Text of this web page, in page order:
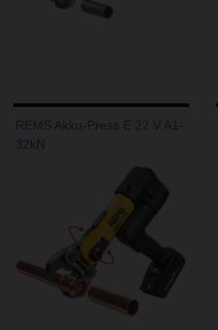
REMS Akku-Press E 22 V A1-
32kN